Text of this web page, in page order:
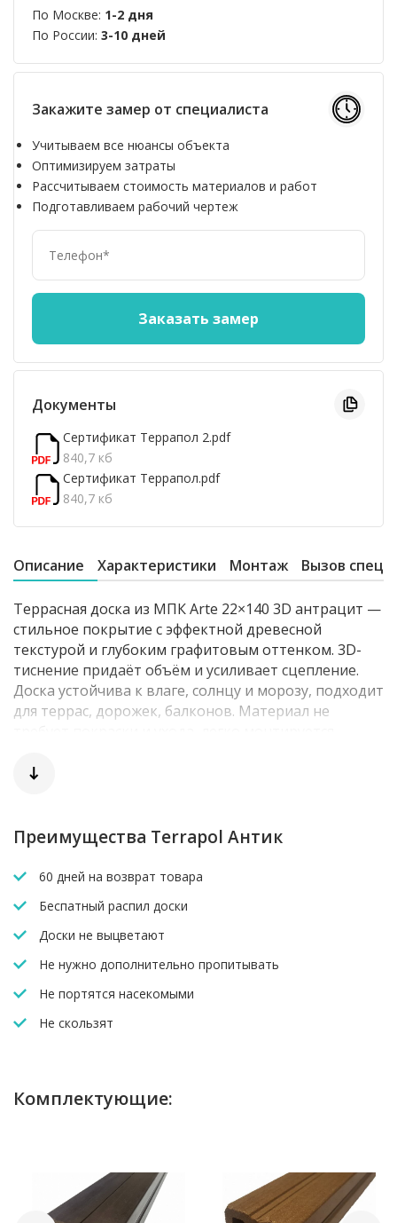
По Москве: 1-2 дня
По России: 3-10 дней
Закажите замер от специалиста
Учитываем все нюансы объекта
Оптимизируем затраты
Рассчитываем стоимость материалов и работ
Подготавливаем рабочий чертеж
Документы
Сертификат Террапол 2.pdf
840,7 кб
Сертификат Террапол.pdf
840,7 кб
Описание Характеристики Монтаж Вызов
Террасная доска из МПК Arte 22×140 3D антрацит —
стильное покрытие с эффектной древесной
текстурой и глубоким графитовым оттенком. 3D-
тиснение придаёт объём и усиливает сцепление.
Доска устойчива к влаге, солнцу и морозу, подходит
для террас, дорожек, балконов. Материал не
бетоном в современных архитектурных решениях.
Преимущества Terrapol Антик
60 дней на возврат товара
Беспатный распил доски
Доски не выцветают
Не нужно дополнительно пропитывать
Не портятся насекомыми
Не скользят
Комплектующие: